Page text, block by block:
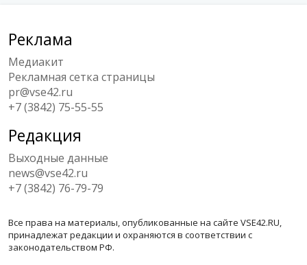
Реклама
Медиакит
Рекламная сетка страницы
pr@vse42.ru
+7 (3842) 75-55-55
Редакция
Выходные данные
news@vse42.ru
+7 (3842) 76-79-79
Все права на материалы, опубликованные на сайте VSE42.RU,
принадлежат редакции и охраняются в соответствии с
законодательством РФ.